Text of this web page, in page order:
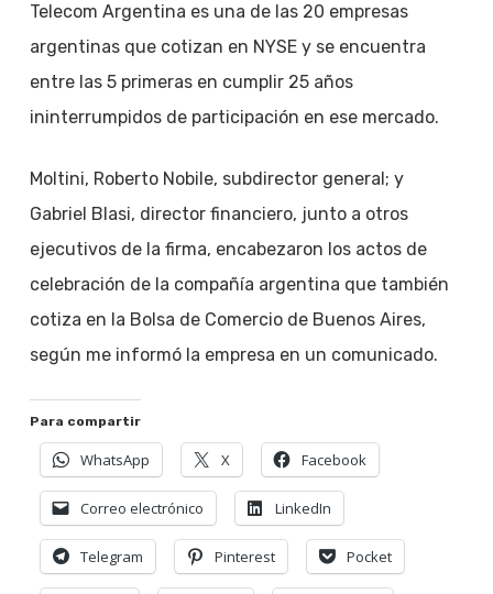
Telecom Argentina es una de las 20 empresas
argentinas que cotizan en NYSE y se encuentra
entre las 5 primeras en cumplir 25 años
ininterrumpidos de participación en ese mercado.
Moltini, Roberto Nobile, subdirector general; y
Gabriel Blasi, director financiero, junto a otros
ejecutivos de la firma, encabezaron los actos de
celebración de la compañía argentina que también
cotiza en la Bolsa de Comercio de Buenos Aires,
según me informó la empresa en un comunicado.
Para compartir
WhatsApp X Facebook
Correo electrónico LinkedIn
Telegram Pinterest Pocket